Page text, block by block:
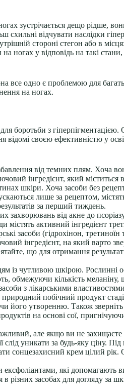
зустрічається дещо рідше,
відчувати наслідки
стороні стегон або в
ногах у відповідь на такі
все одно є проблемою для
на ногах.
боротьби з гіперпігментацією.
відомі своєю ефективністю у
від темних плям. Хоча
інгредієнт, який міститься в
шкіри. Хоча засоби без
лише за рецептом,
за перший тиждень.
захворювань від акне до
містять активний інгредієнт
засоби (гідрохінон, третиноїн
інгредієнт, на який варто
що для отримання
із чутливою шкірою. Рослинні
обмежуючи кількість меланіну,
з лікарськими
побічний продукт
його утворенню. Також зверніть
на основі сої,
але якщо ви не
слід уникати за будь-яку ціну.
сонцезахисний крем цілий рік.
які допомагають
засобах для догляду за